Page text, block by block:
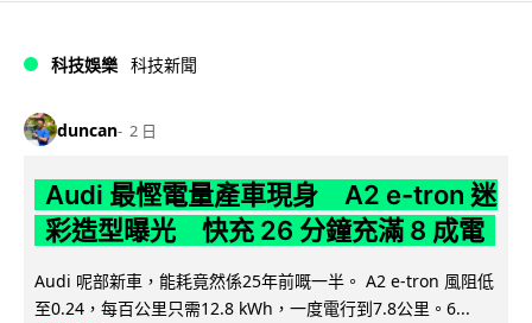
科技娛樂 科技新聞
duncan 2 日
Audi 最慳電量產車現身 A2 e-tron 迷
彩造型曝光 快充 26 分鐘充滿 8 成電
Audi 呢部新車，能耗竟然係25年前嘅一半。 A2 e-tron 風阻低
至0.24，每百公里只需12.8 kWh，一度電行到7.8公里。6...